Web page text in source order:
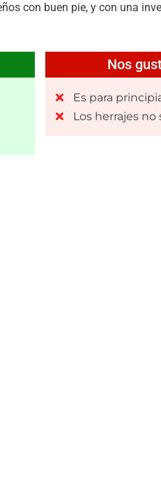
con buen pie, y con una
Nos
Es para
Los herrajes